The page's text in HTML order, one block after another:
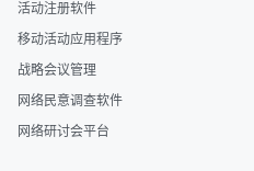
活动注册软件
移动活动应用程序
战略会议管理
网络民意调查软件
网络研讨会平台